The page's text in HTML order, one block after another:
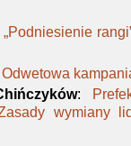
„Podniesienie
Odwetowa
:
wymiany